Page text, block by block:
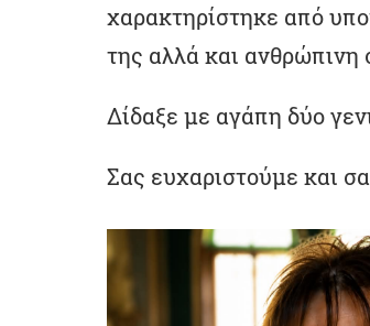
χαρακτηρίστηκε από
της αλλά και ανθρώπινη
Δίδαξε με αγάπη δύο
Σας ευχαριστούμε και